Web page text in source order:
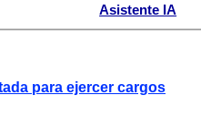
Asistente IA
para ejercer cargos